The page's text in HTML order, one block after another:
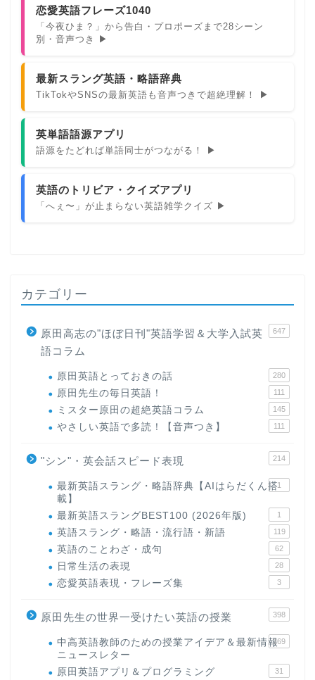
恋愛英語フレーズ1040
「今夜ひま？」から告白・プロポーズまで28シーン
別・音声つき ▶
最新スラング英語・略語辞典
TikTokやSNSの最新英語も音声つきで超絶理解！ ▶
英単語語源アプリ
語源をたどれば単語同士がつながる！ ▶
英語のトリビア・クイズアプリ
「へぇ〜」が止まらない英語雑学クイズ ▶
カテゴリー
原田高志の"ほぼ日刊"英語学習＆大学入試英
語コラム
647
原田英語とっておきの話 280
原田先生の毎日英語！ 111
ミスター原田の超絶英語コラム 145
やさしい英語で多読！【音声つき】 111
"シン"・英会話スピード表現 214
最新英語スラング・略語辞典【AIはらだくん搭
載】
1
最新英語スラングBEST100 (2026年版) 1
英語スラング・略語・流行語・新語 119
英語のことわざ・成句 62
日常生活の表現 28
恋愛英語表現・フレーズ集 3
原田先生の世界一受けたい英語の授業 398
中高英語教師のための授業アイデア＆最新情報
ニュースレター
169
原田英語アプリ＆プログラミング 31